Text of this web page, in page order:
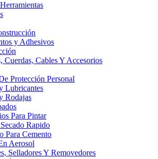
y Adhesivos
Cuerdas, Cables Y Accesorios
Protección Personal
Lubricantes
Rodajas
Para Pintar
Rapido
Para Cemento
Aerosol
Selladores Y Removedores